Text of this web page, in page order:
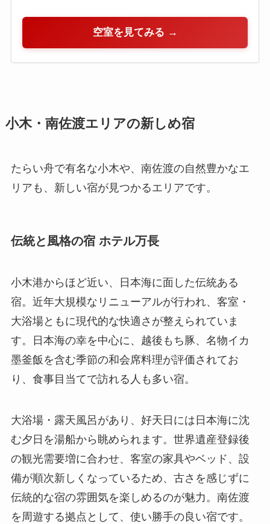
空室を見てみる →
小木・南佐渡エリアの新しめ宿
たらい舟で有名な小木や、南佐渡の自然豊かなエ
リアも、新しい宿が見つかるエリアです。
伝統と風格の宿 ホテル万長
小木港からほど近い、日本海に面した伝統ある
宿。近年大規模なリニューアルが行われ、客室・
大浴場ともに現代的な快適さが整えられていま
す。日本海の幸を中心に、越後もち豚、名物イカ
墨釜飯を含む季節の和会席料理が評価されてお
り、食事目当てで訪れる人も多い宿。
大浴場・露天風呂があり、好天日には日本海に沈
む夕日を湯船から眺められます。世界遺産登録後
の観光需要増に合わせ、客室の家具やベッド、設
備が順次新しくなっているため、古さを感じずに
伝統的な宿の雰囲気を楽しめるのが魅力。南佐渡
を周遊する拠点として、使い勝手の良い宿です。